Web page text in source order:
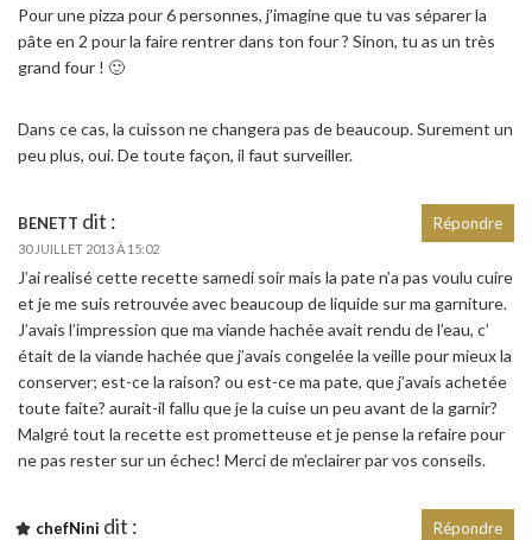
Pour une pizza pour 6 personnes, j’imagine que tu vas séparer la
pâte en 2 pour la faire rentrer dans ton four ? Sinon, tu as un très
grand four ! 🙂
Dans ce cas, la cuisson ne changera pas de beaucoup. Surement un
peu plus, oui. De toute façon, il faut surveiller.
BENETT dit :
30 JUILLET 2013 À 15:02
J’ai realisé cette recette samedi soir mais la pate n’a pas voulu cuire
et je me suis retrouvée avec beaucoup de liquide sur ma garniture.
J’avais l’impression que ma viande hachée avait rendu de l’eau, c’
était de la viande hachée que j’avais congelée la veille pour mieux la
conserver; est-ce la raison? ou est-ce ma pate, que j’avais achetée
toute faite? aurait-il fallu que je la cuise un peu avant de la garnir?
Malgré tout la recette est prometteuse et je pense la refaire pour
ne pas rester sur un échec! Merci de m’eclairer par vos conseils.
Répondre
chefNini dit : Répondre